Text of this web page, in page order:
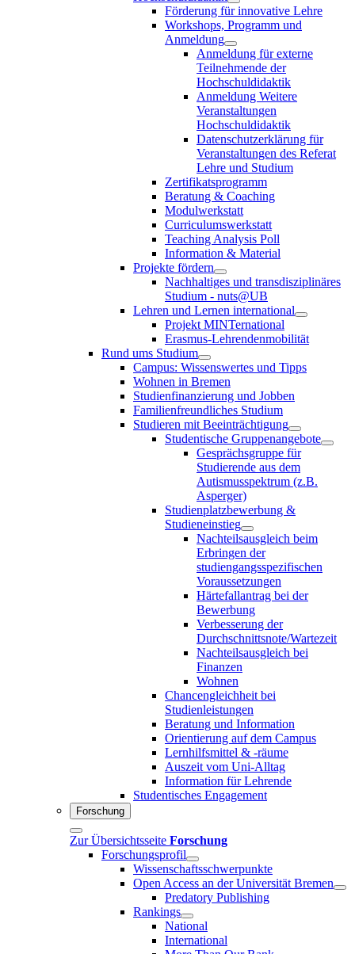
Förderung für innovative Lehre
Workshops, Programm und
Anmeldung
Anmeldung für externe
Teilnehmende der
Hochschuldidaktik
Anmeldung Weitere
Veranstaltungen
Hochschuldidaktik
Datenschutzerklärung für
Veranstaltungen des Referat
Lehre und Studium
Zertifikatsprogramm
Beratung & Coaching
Modulwerkstatt
Curriculumswerkstatt
Teaching Analysis Poll
Information & Material
Projekte fördern
Nachhaltiges und transdisziplinäres
Studium - nuts@UB
Lehren und Lernen international
Projekt MINTernational
Erasmus-Lehrendenmobilität
Rund ums Studium
Campus: Wissenswertes und Tipps
Wohnen in Bremen
Studienfinanzierung und Jobben
Familienfreundliches Studium
Studieren mit Beeinträchtigung
Studentische Gruppenangebote
Gesprächsgruppe für
Studierende aus dem
Autismusspektrum (z.B.
Asperger)
Studienplatzbewerbung &
Studieneinstieg
Nachteilsausgleich beim
Erbringen der
studiengangsspezifischen
Voraussetzungen
Härtefallantrag bei der
Bewerbung
Verbesserung der
Durchschnittsnote/Wartezeit
Nachteilsausgleich bei
Finanzen
Wohnen
Chancengleichheit bei
Studienleistungen
Beratung und Information
Orientierung auf dem Campus
Lernhilfsmittel & -räume
Auszeit vom Uni-Alltag
Information für Lehrende
Studentisches Engagement
Forschung
Zur Übersichtsseite Forschung
Forschungsprofil
Wissenschaftsschwerpunkte
Open Access an der Universität Bremen
Predatory Publishing
Rankings
National
International